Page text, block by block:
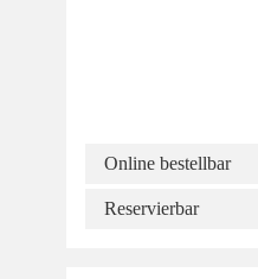
Online bestellbar
Reservierbar